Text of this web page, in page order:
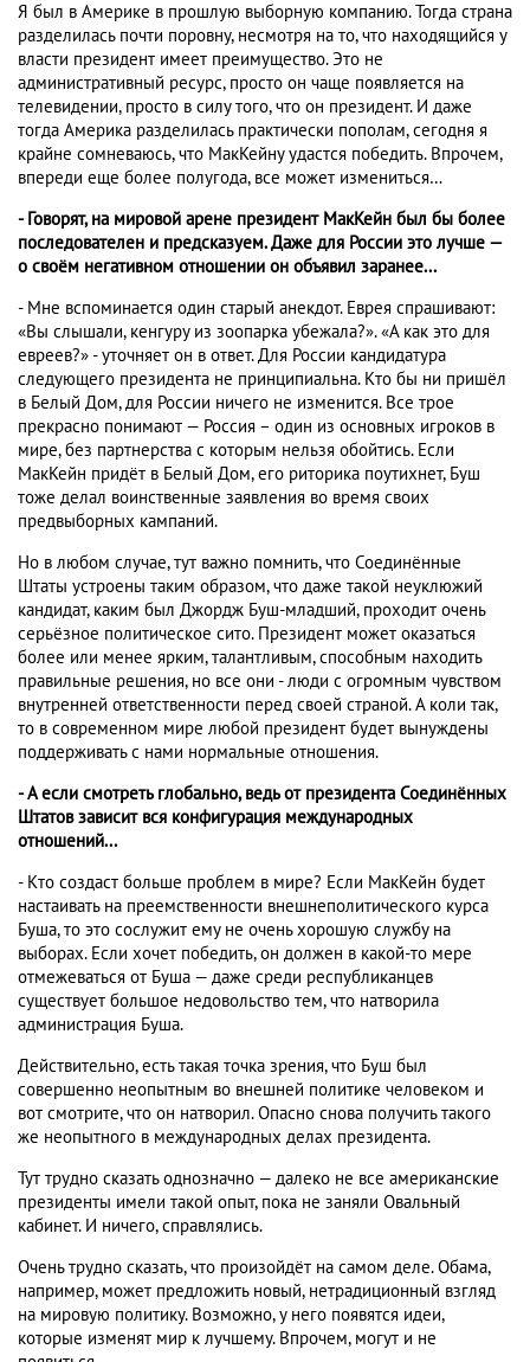
Я был в Америке в прошлую выборную компанию. Тогда страна
разделилась почти поровну, несмотря на то, что находящийся у
власти президент имеет преимущество. Это не
административный ресурс, просто он чаще появляется на
телевидении, просто в силу того, что он президент. И даже
тогда Америка разделилась практически пополам, сегодня я
крайне сомневаюсь, что МакКейну удастся победить. Впрочем,
впереди еще более полугода, все может измениться…
- Говорят, на мировой арене президент МакКейн был бы более
последователен и предсказуем. Даже для России это лучше —
о своём негативном отношении он объявил заранее...
- Мне вспоминается один старый анекдот. Еврея спрашивают:
«Вы слышали, кенгуру из зоопарка убежала?». «А как это для
евреев?» - уточняет он в ответ. Для России кандидатура
следующего президента не принципиальна. Кто бы ни пришёл
в Белый Дом, для России ничего не изменится. Все трое
прекрасно понимают — Россия – один из основных игроков в
мире, без партнерства с которым нельзя обойтись. Если
МакКейн придёт в Белый Дом, его риторика поутихнет, Буш
тоже делал воинственные заявления во время своих
предвыборных кампаний.
Но в любом случае, тут важно помнить, что Соединённые
Штаты устроены таким образом, что даже такой неуклюжий
кандидат, каким был Джордж Буш-младший, проходит очень
серьёзное политическое сито. Президент может оказаться
более или менее ярким, талантливым, способным находить
правильные решения, но все они - люди с огромным чувством
внутренней ответственности перед своей страной. А коли так,
то в современном мире любой президент будет вынуждены
поддерживать с нами нормальные отношения.
- А если смотреть глобально, ведь от президента Соединённых
Штатов зависит вся конфигурация международных
отношений...
- Кто создаст больше проблем в мире? Если МакКейн будет
настаивать на преемственности внешнеполитического курса
Буша, то это сослужит ему не очень хорошую службу на
выборах. Если хочет победить, он должен в какой-то мере
отмежеваться от Буша — даже среди республиканцев
существует большое недовольство тем, что натворила
администрация Буша.
Действительно, есть такая точка зрения, что Буш был
совершенно неопытным во внешней политике человеком и
вот смотрите, что он натворил. Опасно снова получить такого
же неопытного в международных делах президента.
Тут трудно сказать однозначно — далеко не все американские
президенты имели такой опыт, пока не заняли Овальный
кабинет. И ничего, справлялись.
Очень трудно сказать, что произойдёт на самом деле. Обама,
например, может предложить новый, нетрадиционный взгляд
на мировую политику. Возможно, у него появятся идеи,
которые изменят мир к лучшему. Впрочем, могут и не